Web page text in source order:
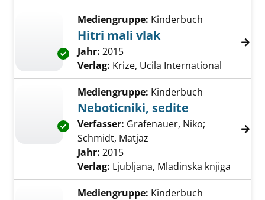
Exemplar-Details von Hitri mali vlak anzeigen
Mediengruppe: Kinderbuch
Hitri mali vlak
Suche nach diesem Verfasser
Jahr: 2015
Verlag: Krize, Ucila International
Exemplar-Details von Neboticniki, sedite
Mediengruppe: Kinderbuch
Neboticniki, sedite
Verfasser: Grafenauer, Niko;
Schmidt, Matjaz
Jahr: 2015
Verlag: Ljubljana, Mladinska knjiga
Mediengruppe: Kinderbuch